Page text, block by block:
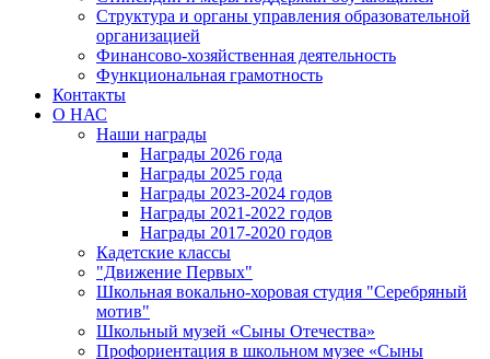
Структура и органы управления образовательной
организацией
Финансово-хозяйственная деятельность
Функциональная грамотность
Контакты
О НАС
Наши награды
Награды 2026 года
Награды 2025 года
Награды 2023-2024 годов
Награды 2021-2022 годов
Награды 2017-2020 годов
Кадетские классы
"Движение Первых"
Школьная вокально-хоровая студия "Серебряный
мотив"
Школьный музей «Сыны Отечества»
Профориентация в школьном музее «Сыны